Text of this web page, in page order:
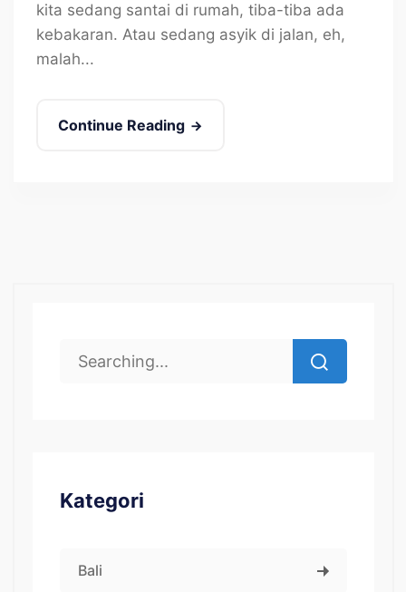
kita sedang santai di rumah, tiba-tiba ada
kebakaran. Atau sedang asyik di jalan, eh,
malah...
Continue Reading
Kategori
Bali